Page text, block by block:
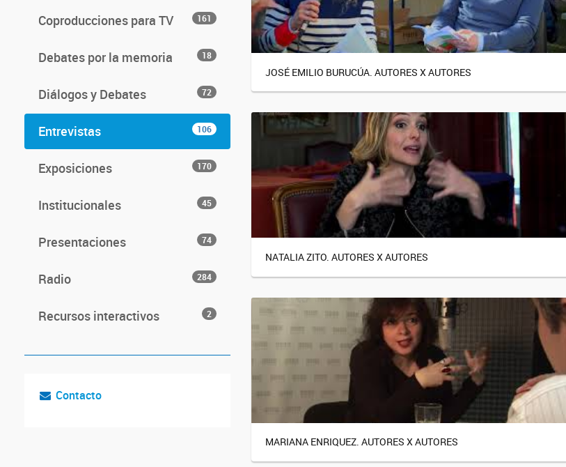
Coproducciones para TV 161
Debates por la memoria 18
Diálogos y Debates 72
Entrevistas 106
Exposiciones 170
Institucionales 45
Presentaciones 74
Radio 284
Recursos interactivos 2
Contacto
JOSÉ EMILIO BURUCÚA. AUTORES X AUTORES
NATALIA ZITO. AUTORES X AUTORES
MARIANA ENRIQUEZ. AUTORES X AUTORES